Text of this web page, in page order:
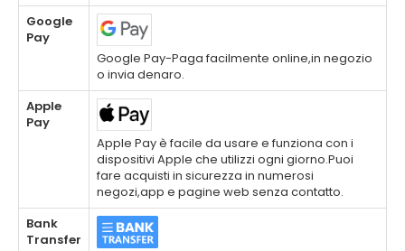
Google
Pay
Google Pay-Paga facilmente online,in negozio
o invia denaro.
Apple
Pay
Apple Pay è facile da usare e funziona con i
dispositivi Apple che utilizzi ogni giorno.Puoi
fare acquisti in sicurezza in numerosi
negozi,app e pagine web senza contatto.
Bank
Transfer